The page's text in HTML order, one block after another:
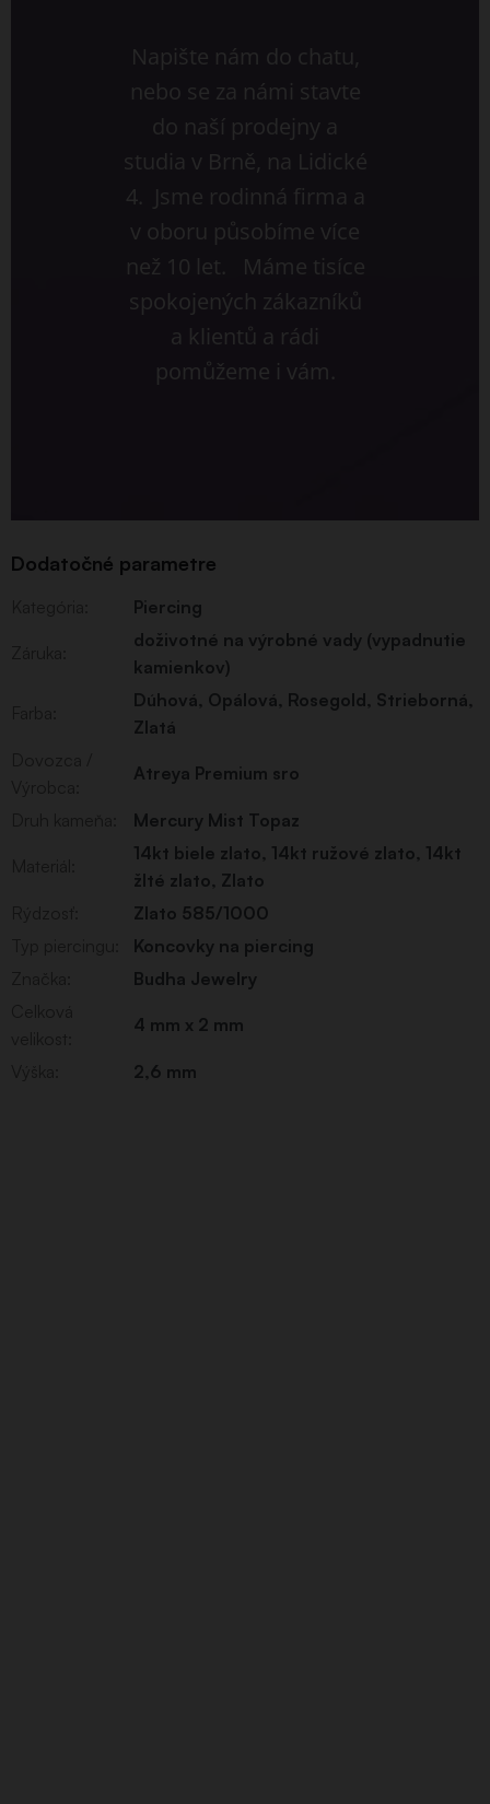
Napište nám do chatu,
nebo se za námi stavte
do naší prodejny a
studia v Brně, na Lidické
4. Jsme rodinná firma a
v oboru působíme více
než 10 let. Máme tisíce
spokojených zákazníků
a klientů a rádi
pomůžeme i vám.
Dodatočné parametre
Piercing
doživotné na výrobné vady (vypadnutie
kamienkov)
Dúhová, Opálová, Rosegold, Strieborná,
Zlatá
Atreya Premium sro
Mercury Mist Topaz
14kt biele zlato, 14kt ružové zlato, 14kt
žlté zlato, Zlato
Zlato 585/1000
Koncovky na piercing
Budha Jewelry
4 mm x 2 mm
2,6 mm